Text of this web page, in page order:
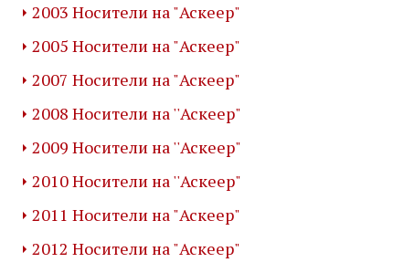
2003 Носители на "Аскеер"
2005 Носители на "Аскеер"
2007 Носители на "Аскеер"
2008 Носители на ''Аскеер"
2009 Носители на ''Аскеер"
2010 Носители на ''Аскеер"
2011 Носители на "Аскеер"
2012 Носители на "Аскеер"